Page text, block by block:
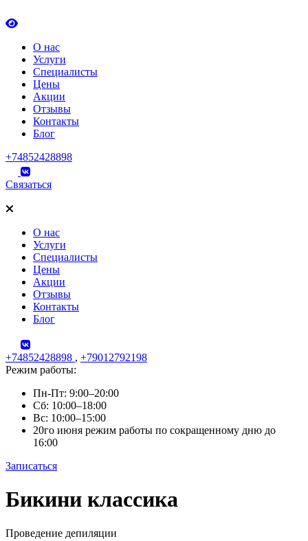
О нас
Услуги
Специалисты
Цены
Акции
Отзывы
Контакты
Блог
+74852428898
Связаться
О нас
Услуги
Специалисты
Цены
Акции
Отзывы
Контакты
Блог
+74852428898 , +79012792198
Режим работы:
Пн-Пт: 9:00–20:00
Сб: 10:00–18:00
Вс: 10:00–15:00
20го июня режим работы по сокращенному дню до
16:00
Записаться
Skip
to
Бикини классика
Проведение депиляции